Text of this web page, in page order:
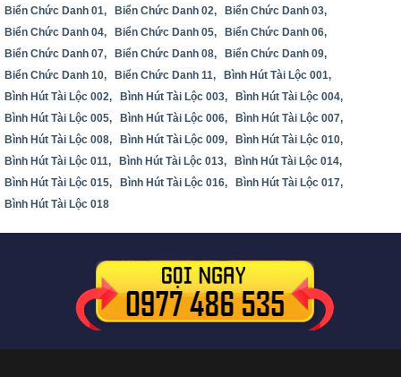
Biển Chức Danh 01,
Biển Chức Danh 02,
Biển Chức Danh 03,
Biển Chức Danh 04,
Biển Chức Danh 05,
Biển Chức Danh 06,
Biển Chức Danh 07,
Biển Chức Danh 08,
Biển Chức Danh 09,
Biển Chức Danh 10,
Biển Chức Danh 11,
Bình Hút Tài Lộc 001,
Bình Hút Tài Lộc 002,
Bình Hút Tài Lộc 003,
Bình Hút Tài Lộc 004,
Bình Hút Tài Lộc 005,
Bình Hút Tài Lộc 006,
Bình Hút Tài Lộc 007,
Bình Hút Tài Lộc 008,
Bình Hút Tài Lộc 009,
Bình Hút Tài Lộc 010,
Bình Hút Tài Lộc 011,
Bình Hút Tài Lộc 013,
Bình Hút Tài Lộc 014,
Bình Hút Tài Lộc 015,
Bình Hút Tài Lộc 016,
Bình Hút Tài Lộc 017,
Bình Hút Tài Lộc 018